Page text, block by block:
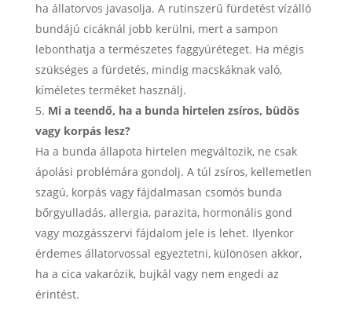
ha állatorvos javasolja. A rutinszerű fürdetést vízálló
bundájú cicáknál jobb kerülni, mert a sampon
lebonthatja a természetes faggyúréteget. Ha mégis
szükséges a fürdetés, mindig macskáknak való,
kíméletes terméket használj.
Mi a teendő, ha a bunda hirtelen zsíros, büdös
vagy korpás lesz?
Ha a bunda állapota hirtelen megváltozik, ne csak
ápolási problémára gondolj. A túl zsíros, kellemetlen
szagú, korpás vagy fájdalmasan csomós bunda
bőrgyulladás, allergia, parazita, hormonális gond
vagy mozgásszervi fájdalom jele is lehet. Ilyenkor
érdemes állatorvossal egyeztetni, különösen akkor,
ha a cica vakarózik, bujkál vagy nem engedi az
érintést.